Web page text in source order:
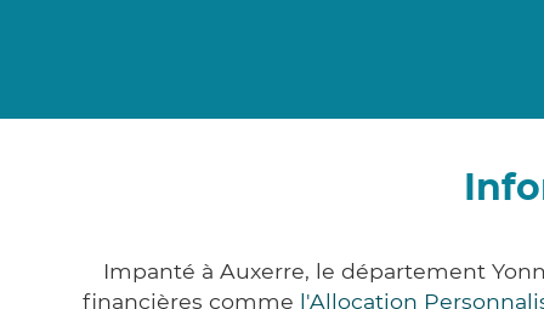
Impanté à Auxerre, le département
financières comme l'Allocation